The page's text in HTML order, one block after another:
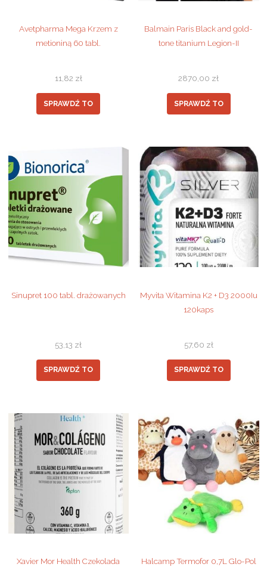
Avetpharma Mega Krzem z
metioniną 60 tabl.
11,82 zł
SPRAWDŹ TO
Balmain Paris Black and gold-
tone titanium Legion-II
2870,00 zł
SPRAWDŹ TO
Sinupret 100 tabl. drażowanych
53,13 zł
SPRAWDŹ TO
Myvita Witamina K2 + D3 2000Iu
120kaps
57,60 zł
SPRAWDŹ TO
Xavier Mor Health Czekolada
Halcamp Termofor 0,7L Glo-Pol